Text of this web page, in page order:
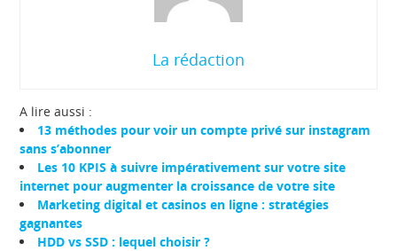
La rédaction
A lire aussi :
13 méthodes pour voir un compte privé sur instagram
sans s’abonner
Les 10 KPIS à suivre impérativement sur votre site
internet pour augmenter la croissance de votre site
Marketing digital et casinos en ligne : stratégies
gagnantes
HDD vs SSD : lequel choisir ?